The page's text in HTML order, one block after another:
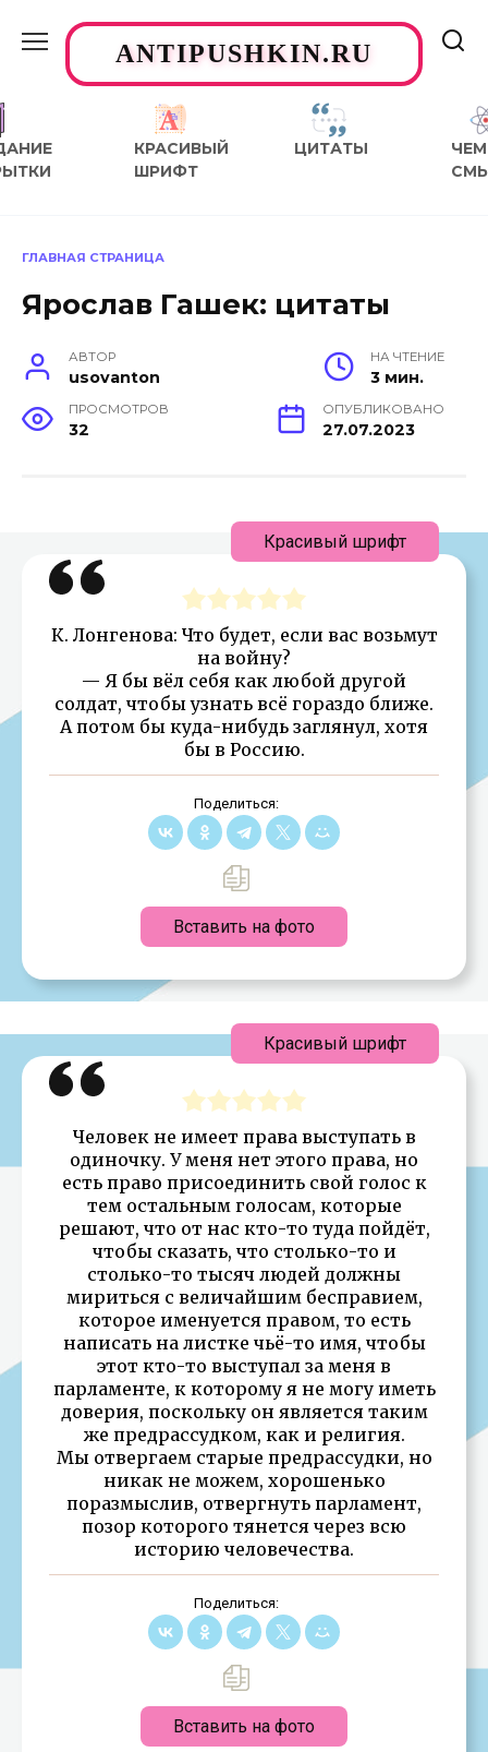
содержаниюANTIPUSHKIN.RU
КРАСИВЫЙ
ШРИФТ
ЦИТАТЫ
ЧЕМ
ГЛАВНАЯ СТРАНИЦА
Ярослав Гашек: цитаты
АВТОР
usovanton
НА ЧТЕНИЕ
3 мин.
ПРОСМОТРОВ
32
ОПУБЛИКОВАНО
27.07.2023
К. Лонгенова: Что будет, если вас возьмут
на войну?
— Я бы вёл себя как любой другой
солдат, чтобы узнать всё гораздо ближе.
А потом бы куда-нибудь заглянул, хотя
бы в Россию.
Поделиться:
Вставить на фото
Красивый шрифт
Человек не имеет права выступать в
одиночку. У меня нет этого права, но
есть право присоединить свой голос к
тем остальным голосам, которые
решают, что от нас кто-то туда пойдёт,
чтобы сказать, что столько-то и
столько-то тысяч людей должны
мириться с величайшим бесправием,
которое именуется правом, то есть
написать на листке чьё-то имя, чтобы
этот кто-то выступал за меня в
парламенте, к которому я не могу иметь
доверия, поскольку он является таким
же предрассудком, как и религия.
Мы отвергаем старые предрассудки, но
никак не можем, хорошенько
поразмыслив, отвергнуть парламент,
позор которого тянется через всю
историю человечества.
Поделиться:
Вставить на фото
Красивый шрифт